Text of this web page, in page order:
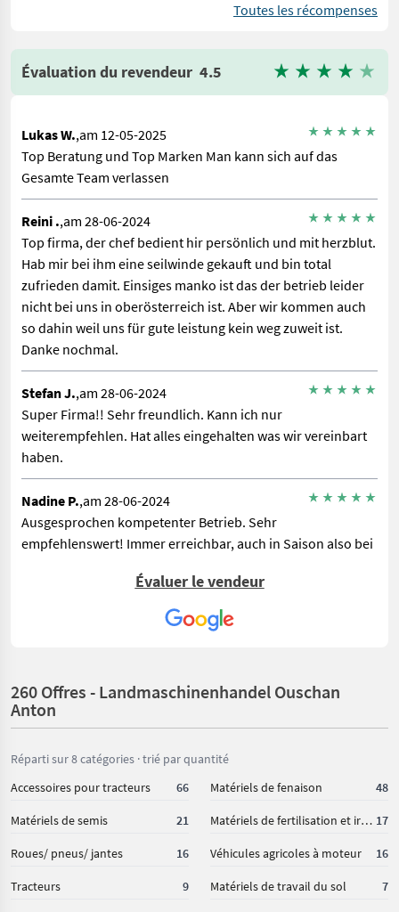
Toutes les récompenses
Évaluation du revendeur 4.5
Lukas W.,am 12-05-2025
Top Beratung und Top Marken Man kann sich auf das
Gesamte Team verlassen
Reini .,am 28-06-2024
Top firma, der chef bedient hir persönlich und mit herzblut.
Hab mir bei ihm eine seilwinde gekauft und bin total
zufrieden damit. Einsiges manko ist das der betrieb leider
nicht bei uns in oberösterreich ist. Aber wir kommen auch
so dahin weil uns für gute leistung kein weg zuweit ist.
Danke nochmal.
Stefan J.,am 28-06-2024
Super Firma!! Sehr freundlich. Kann ich nur
weiterempfehlen. Hat alles eingehalten was wir vereinbart
haben.
Nadine P.,am 28-06-2024
Ausgesprochen kompetenter Betrieb. Sehr
empfehlenswert! Immer erreichbar, auch in Saison also bei
behoben werden muss, ist stets eine Lösung möglich.
Personal aufmerksam, interessiert und lösungsorient.
Termine werden eingehalten und die Beratung vom Chef ist
Hintergrund und Erfahrung. Tip Top Empfehlenswert
Top Betrieb, sehr große Auswahl und viele Maschinen
lagernd und verfügbar. Kaufabwicklungen problemlos und
Altgeräten immer zu sehr fairen Preisen! Kann ich nur
weiterempfehlen. Bin schon jahrelang ein sehr zufriedener
Kunde.
Évaluer le vendeur
260 Offres - Landmaschinenhandel Ouschan
Anton
Réparti sur 8 catégories · trié par quantité
Accessoires pour tracteurs
66 Matériels de fenaison 48
Matériels de semis 21 Matériels de fertilisation et irrigation 17
Roues/ pneus/ jantes 16 Véhicules agricoles à moteur 16
Tracteurs 9 Matériels de travail du sol 7